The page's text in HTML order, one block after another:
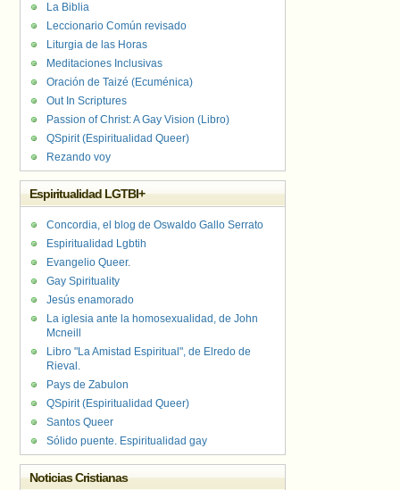
La Biblia
Leccionario Común revisado
Liturgia de las Horas
Meditaciones Inclusivas
Oración de Taizé (Ecuménica)
Out In Scriptures
Passion of Christ: A Gay Vision (Libro)
QSpirit (Espiritualidad Queer)
Rezando voy
Espiritualidad LGTBI+
Concordia, el blog de Oswaldo Gallo Serrato
Espiritualidad Lgbtih
Evangelio Queer.
Gay Spirituality
Jesús enamorado
La iglesia ante la homosexualidad, de John
Mcneill
Libro "La Amistad Espiritual", de Elredo de
Rieval.
Pays de Zabulon
QSpirit (Espiritualidad Queer)
Santos Queer
Sólido puente. Espiritualidad gay
Noticias Cristianas